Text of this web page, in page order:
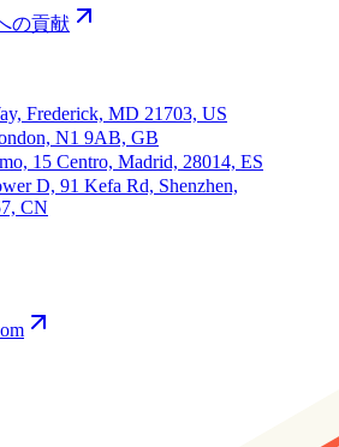
の貢献
Frederick, MD 21703, US
N1 9AB, GB
15 Centro, Madrid, 28014, ES
D, 91 Kefa Rd, Shenzhen,
CN